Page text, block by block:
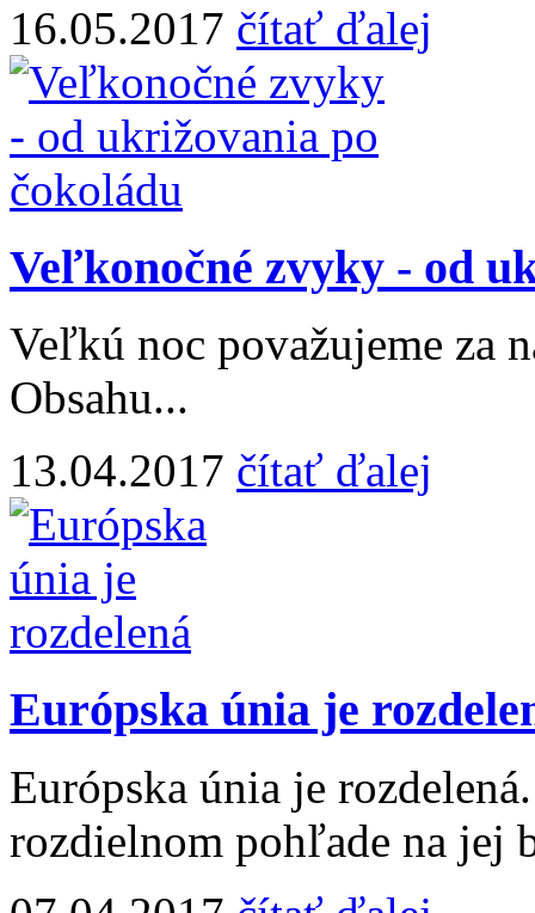
16.05.2017 čítať ďalej
Veľkonočné zvyky - od
Veľkú noc považujeme za
Obsahu...
13.04.2017 čítať ďalej
Európska únia je
Európska únia je
rozdielnom pohľade na jej